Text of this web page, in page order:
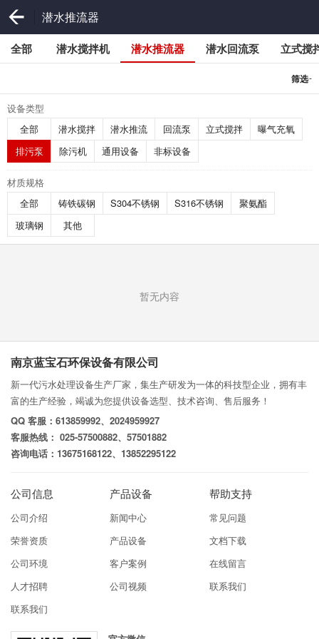
潜水推流器
全部 潜水搅拌机 潜水推流器 潜水回流泵 立式搅
筛选-
设备类型
全部
潜水搅拌 潜水推流 回流泵 立式搅拌
曝气充氧
排污泵
除污机 通用设备 非标设备
材质规格
全部
铸铁碳钢 S304不锈钢 S316不锈钢
聚氨酯
玻璃钢
其他
暂无内容
南京蓝宝石环保设备有限公司
新一代污水处理设备生产厂家，集生产研发为一体的科技型企业，拥有丰
富的生产经验，竭诚为您提供设备选型、技术咨询、售后服务！
QQ 客服：613859992、2024959927
客服热线： 025-57500882、57501882
咨询电话：13675168122、13852295122
公司信息
公司介绍
荣誉资质
公司环境
人才招聘
联系我们
产品设备
新闻中心
产品设备
客户案例
公司视频
帮助支持
常见问题
文档下载
在线留言
联系我们